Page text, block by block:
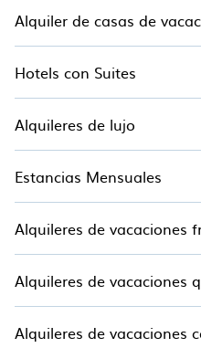
Alquiler de casas de
Hotels con Suites
Alquileres de lujo
Estancias Mensuales
Alquileres de vacaciones
Alquileres de vacaciones
Alquileres de vacaciones